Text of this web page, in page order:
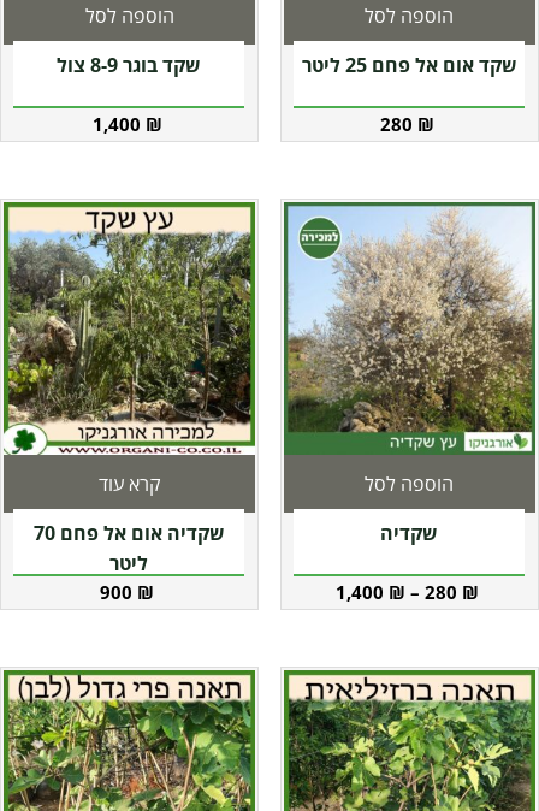
שקד אום אל פחם 25 ליטר
280 ₪
הוספה לסל
שקד בוגר 8-9 צול
1,400 ₪
הוספה לסל
שקדיה
280 ₪
–
1,400 ₪
הוספה לסל
שקדיה אום אל פחם 70
ליטר
900 ₪
קרא עוד